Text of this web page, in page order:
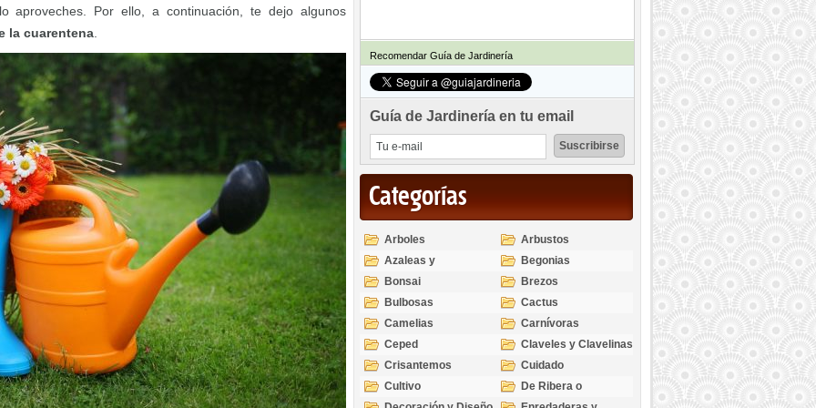
aproveches. Por ello, a continuación, te dejo algunos
la cuarentena
Recomendar Guía de Jardinería
Guía de Jardinería en tu email
Categorías
Arboles
Arbustos
Azaleas y
Rododendros
Begonias
Bonsai
Brezos
Bulbosas
Cactus
Camelias
Carnívoras
Ceped
Claveles y Clavelinas
Crisantemos
Cuidado
Cultivo
De Ribera o
Palustres